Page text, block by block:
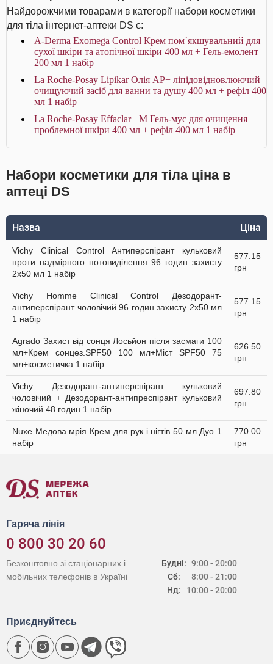
Найдорожчими товарами в категорії набори косметики
для тіла інтернет-аптеки DS є:
A-Derma Exomega Control Крем пом`якшувальний для
сухої шкіри та атопічної шкіри 400 мл + Гель-емолент
200 мл 1 набір
La Roche-Posay Lipikar Олія AP+ ліпідовідновлюючий
очищуючий засіб для ванни та душу 400 мл + рефіл 400
мл 1 набір
La Roche-Posay Effaclar +М Гель-мус для очищення
проблемної шкіри 400 мл + рефіл 400 мл 1 набір
Набори косметики для тіла ціна в
аптеці DS
Назва Ціна
Vichy Clinical Control Антиперспірант кульковий
проти надмірного потовиділення 96 годин захисту
2х50 мл 1 набір
577.15
грн
Vichy Homme Clinical Control Дезодорант-
антиперспірант чоловічий 96 годин захисту 2х50 мл
1 набір
577.15
грн
Agrado Захист від сонця Лосьйон після засмаги 100
мл+Крем сонцез.SPF50 100 мл+Міст SPF50 75
мл+косметичка 1 набір
626.50
грн
Vichy Дезодорант-антиперспірант кульковий
чоловічий + Дезодорант-антипреспірант кульковий
жіночий 48 годин 1 набір
697.80
грн
Nuxe Медова мрія Крем для рук і нігтів 50 мл Дуо 1
набір
770.00
грн
Гаряча лінія
0 800 30 20 60
Будні:
Сб:
Нд:
9:00 - 20:00
8:00 - 21:00
10:00 - 20:00
Безкоштовно зі стаціонарних і
мобільних телефонів в Україні
Приєднуйтесь